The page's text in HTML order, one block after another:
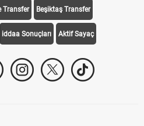
Transfer Beşiktaş Transfer
iddaa Sonuçları Aktif Sayaç